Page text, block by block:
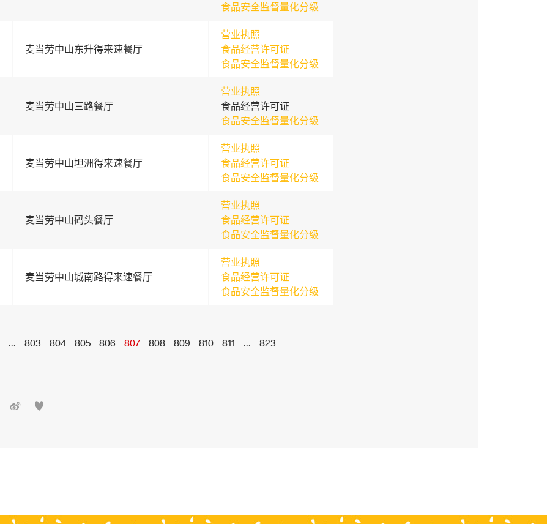
食品安全监督量化分级
麦当劳中山东升得来速餐厅
营业执照
食品经营许可证
食品安全监督量化分级
麦当劳中山三路餐厅
营业执照
食品经营许可证
食品安全监督量化分级
麦当劳中山坦洲得来速餐厅
营业执照
食品经营许可证
食品安全监督量化分级
麦当劳中山码头餐厅
营业执照
食品经营许可证
食品安全监督量化分级
麦当劳中山城南路得来速餐厅
营业执照
食品经营许可证
食品安全监督量化分级
... 803 804 805 806 807 808 809 810 811 ... 823
 